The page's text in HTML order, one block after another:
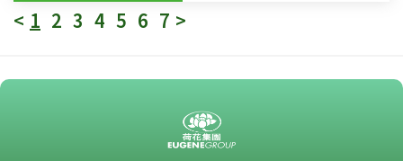
< 1 2 3 4 5 6 7 >